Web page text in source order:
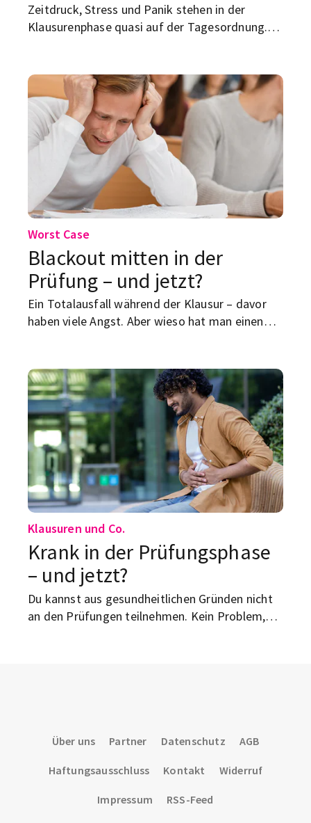
Zeitdruck, Stress und Panik stehen in der
Klausurenphase quasi auf der Tagesordnung.
Worst Case
Blackout mitten in der
Prüfung – und jetzt?
Ein Totalausfall während der Klausur – davor
haben viele Angst. Aber wieso hat man einen
Klausuren und Co.
Krank in der Prüfungsphase
– und jetzt?
Du kannst aus gesundheitlichen Gründen nicht
an den Prüfungen teilnehmen. Kein Problem,
Über uns Partner Datenschutz AGB
Haftungsausschluss Kontakt Widerruf
Impressum RSS-Feed